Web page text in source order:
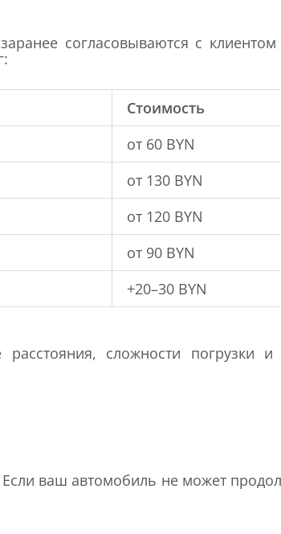
согласовываются с
Стоимость
от 60 BYN
от 130 BYN
от 120 BYN
от 90 BYN
+20–30 BYN
сложности погрузки и
ваш автомобиль не может